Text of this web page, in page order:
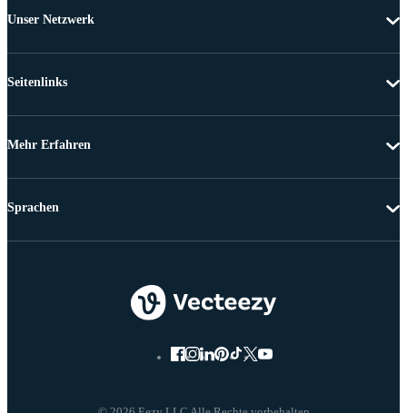
Unser Netzwerk
Seitenlinks
Mehr Erfahren
Sprachen